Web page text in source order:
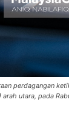
perdagangan
utara, pada